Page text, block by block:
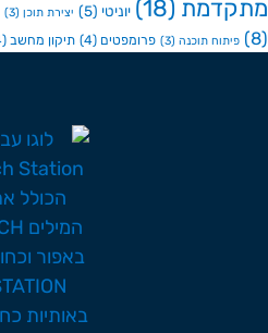
מתקדמת (18) יוניטי (5) יצירת תוכן (3)
(8)
פיתוח תוכנה (3) פרומפטים (4) תיקון מחשב (4)